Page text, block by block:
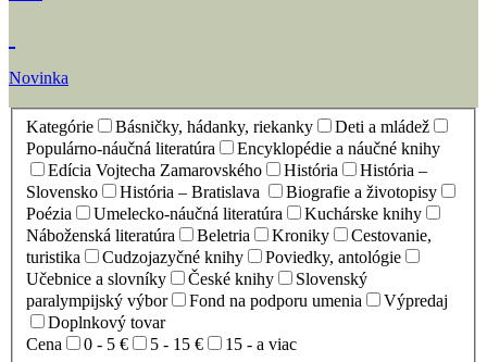
Novinka
Kategórie Básničky, hádanky, riekanky
Deti a mládež
Populárno-náučná literatúra
Encyklopédie a náučné knihy
Edícia Vojtecha Zamarovského
História
História –
Slovensko
História – Bratislava
Biografie a životopisy
Poézia
Umelecko-náučná literatúra
Kuchárske knihy
Náboženská literatúra
Beletria Kroniky
Cestovanie,
turistika
Cudzojazyčné knihy
Poviedky, antológie
Učebnice a slovníky
České knihy
Slovenský
paralympijský výbor
Fond na podporu umenia
Výpredaj
Doplnkový tovar
Cena
0 - 5 € 5 - 15 € 15 - a viac